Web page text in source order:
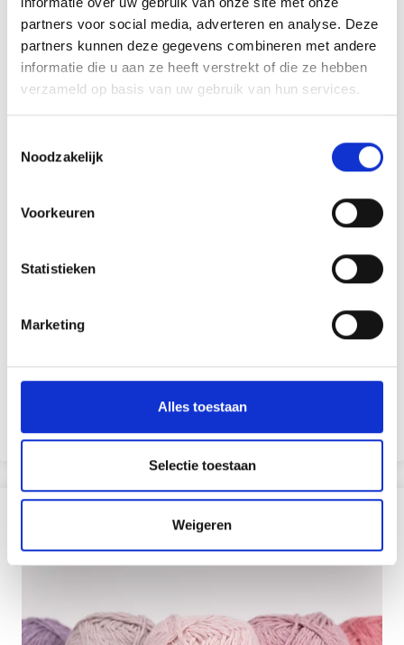
partners voor social media, adverteren en analyse. Deze
partners kunnen deze gegevens combineren met andere
informatie die u aan ze heeft verstrekt of die ze hebben
verzameld op basis van uw gebruik van hun services.
Noodzakelijk
Voorkeuren
Statistieken
Marketing
Alles toestaan
Selectie toestaan
Weigeren
Steenlak(link komt later)
Andere producten om mee te schilderen en tekenen kun jehier
bekijken
Schilderen op stenen